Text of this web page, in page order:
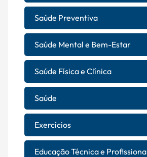
Saúde Preventiva
Saúde Mental e Bem-Estar
Saúde Física e Clínica
Saúde
Exercícios
Educação Técnica e